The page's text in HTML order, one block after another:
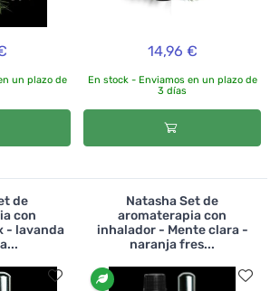
un plazo de
14,96 €
En stock - Enviamos en un plazo de
3 días
de
con
- lavanda
Natasha Set de
aromaterapia con
inhalador - Mente clara -
naranja fres...